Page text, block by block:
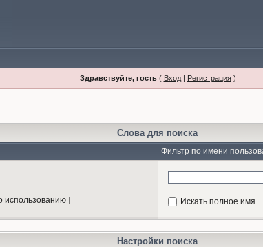
Здравствуйте, гость( Вход| Регистрация)
Слова для поиска
Фильтр по имени
использованию ] Искать полное имя
Настройки поиска